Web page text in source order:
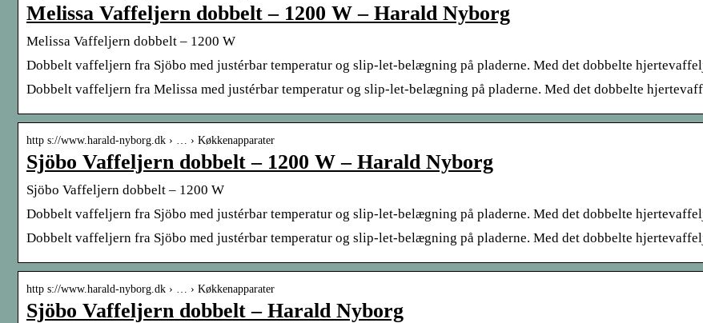
Melissa Vaffeljern dobbelt – 1200 W – Harald Nyborg
Melissa Vaffeljern dobbelt – 1200 W
Dobbelt vaffeljern fra Sjöbo med justérbar temperatur og slip-let-belægning på pladerne. Med det dobbelte
Dobbelt vaffeljern fra Melissa med justérbar temperatur og slip-let-belægning på pladerne. Med det dobbelte
http s://www.harald-nyborg.dk › … › Køkkenapparater
Sjöbo Vaffeljern dobbelt – 1200 W – Harald Nyborg
Sjöbo Vaffeljern dobbelt – 1200 W
Dobbelt vaffeljern fra Sjöbo med justérbar temperatur og slip-let-belægning på pladerne. Med det dobbelte
Dobbelt vaffeljern fra Sjöbo med justérbar temperatur og slip-let-belægning på pladerne. Med det dobbelte
http s://www.harald-nyborg.dk › … › Køkkenapparater
Sjöbo Vaffeljern dobbelt – Harald Nyborg